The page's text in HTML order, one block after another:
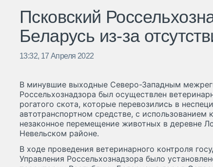
Псковский
Беларусь из-за
13:32, 17 Апреля 2022
В минувшие выходные Северо-Западным
Россельхознадзора был осуществлен
рогатого скота, которые перевозились в
автотранспортном средстве, с использованием
незаконное перемещение животных в деревне
Невельском районе.
В ходе проведения ветеринарного контроля
Управления Россельхознадзора было